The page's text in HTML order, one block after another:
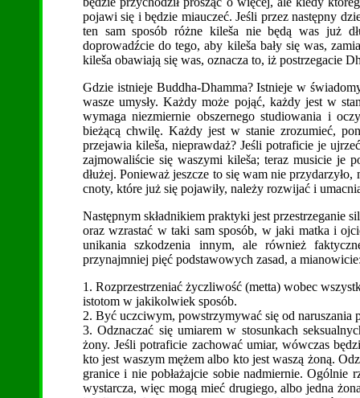
pojawi się i będzie miauczeć. Jeśli przez następny
ten sam sposób różne kileša nie będą was już
doprowadźcie do tego, aby kileša bały się was,
kileša obawiają się was, oznacza to, iż postrzegacie
Gdzie istnieje Buddha-Dhamma? Istnieje w
wasze umysły. Każdy może pojąć, każdy jest w
wymaga niezmiernie obszernego studiowania i
bieżącą chwilę. Każdy jest w stanie zrozumieć,
przejawia kileša, nieprawdaż? Jeśli potraficie je
zajmowaliście się waszymi kileša; teraz musicie je
dłużej. Ponieważ jeszcze to się wam nie
cnoty, które już się pojawiły, należy rozwijać i
Następnym składnikiem praktyki jest przestrzeganie
oraz wzrastać w taki sam sposób, w jaki matka i
unikania szkodzenia innym, ale również
przynajmniej pięć podstawowych zasad, a
1. Rozprzestrzeniać życzliwość (metta) wobec
istotom w jakikolwiek sposób.
2. Być uczciwym, powstrzymywać się od
3. Odznaczać się umiarem w stosunkach
żony. Jeśli potraficie zachować umiar, wówczas
kto jest waszym mężem albo kto jest waszą żoną.
granice i nie pobłażajcie sobie nadmiernie. Ogólnie
wystarcza, więc mogą mieć drugiego, albo jedna